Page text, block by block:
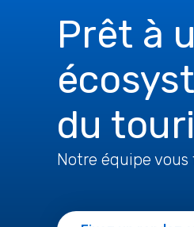
Prêt à
du
Notre équipe